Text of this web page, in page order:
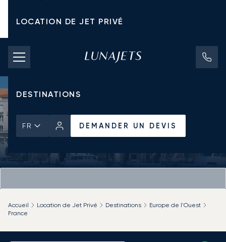
LOCATION DE JET PRIVÉ
TARIFS D'AFFRÈTEMENT
JETS PRIVÉS
DESTINATIONS
FR DEMANDER UN DEVIS
Accueil Location de Jet Privé Destinations
Europe de l'Ouest
France